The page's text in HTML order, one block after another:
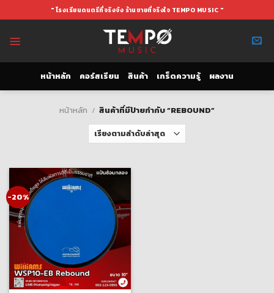
to
" โรงเรียนดนตรีที่จริงจัง ร้านขายที่จริงใจ TEMPO MUSIC "
หน้าหลัก คอร์สเรียน สินค้า เกร็ดความรู้ ผลงาน
หน้าหลัก / สินค้าที่มีป้ายกำกับ “REBOUND”
-20%